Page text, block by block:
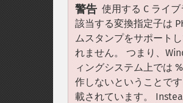
警告 使用する C ライ
該当する変換指定子は
ムスタンプをサポート
れません。 つまり、
ィングシステム上では
作しないということで
載されています。